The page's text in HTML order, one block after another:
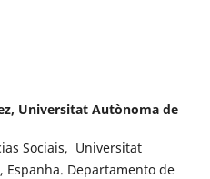
Universitat Autònoma de
Sociais, Universitat
Espanha. Departamento de